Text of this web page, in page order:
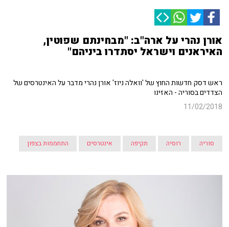
אורן נהרי על ארה"ב: "מבחינתם שפוטין,
האיראנים וישראל יסתדרו ביניהם"
ראש דסק חדשות החוץ של 'וואלה ניוז' אורן נהרי מדבר על האינטרסים של
הצדדים בסוריה - האזינו
11/02/2018
סוריה רוסיה תקיפה אינטרסים התחממות בצפון